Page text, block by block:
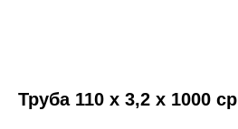
Труба 110 х 3,2 х 1000 ср